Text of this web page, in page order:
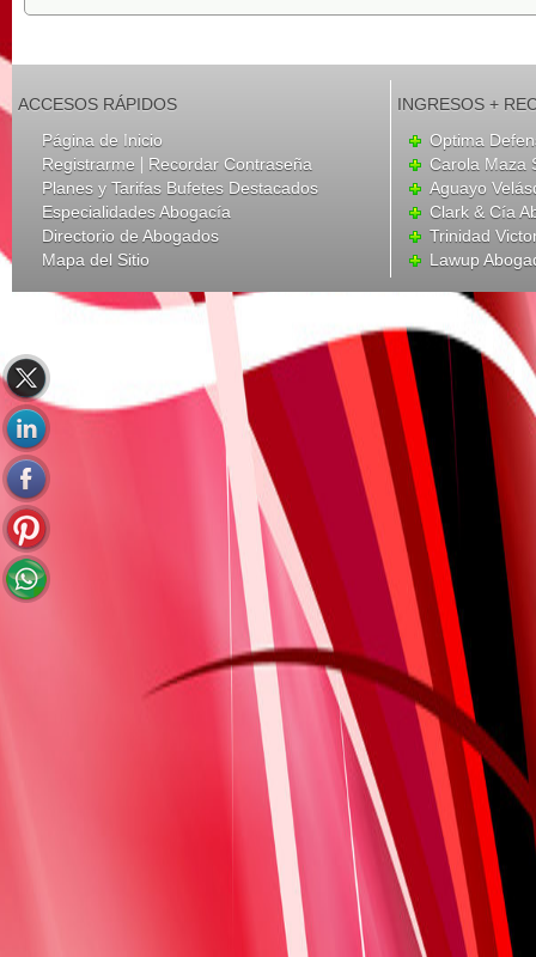
ACCESOS RÁPIDOS
Página de Inicio
Registrarme | Recordar Contraseña
Planes y Tarifas Bufetes Destacados
Especialidades Abogacía
Directorio de Abogados
Mapa del Sitio
INGRESOS +
Optima
Carola Maza
Aguayo
Clark & Cía
Trinidad
Lawup